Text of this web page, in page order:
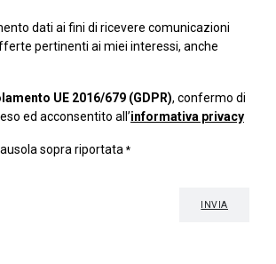
dati ai fini di ricevere comunicazioni
pertinenti ai miei interessi, anche
UE 2016/679 (GDPR), confermo di
ed acconsentito all’informativa privacy
sopra riportata *
INVIA